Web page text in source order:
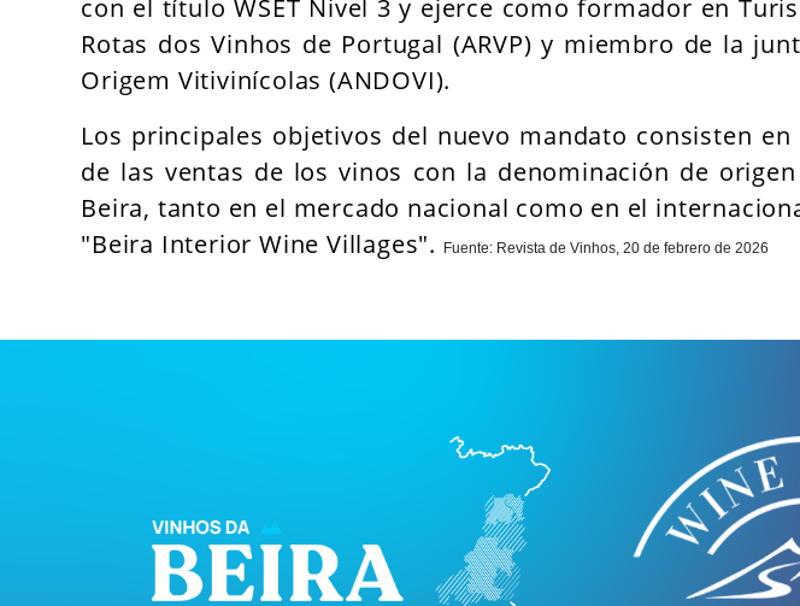
con el título WSET Nivel 3 y ejerce como formador en
Rotas dos Vinhos de Portugal (ARVP) y miembro de la
Origem Vitivinícolas (ANDOVI).
Los principales objetivos del nuevo mandato consisten
de las ventas de los vinos con la denominación de
Beira, tanto en el mercado nacional como en el
"Beira Interior Wine Villages". Fuente: Revista de Vinhos, 20 de febrero de 2026